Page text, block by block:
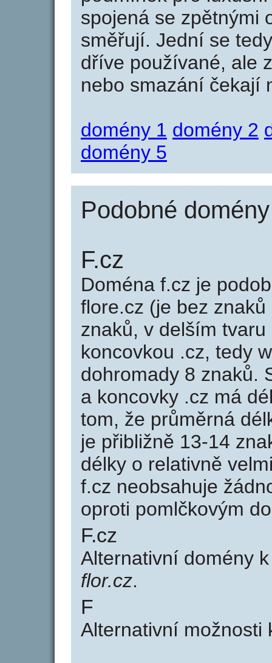
spojená se zpětnými
směřují. Jední se
dříve používané, ale
nebo smazání čekají
domény 1 domény 2
domény 5
Podobné
F.cz
Doména f.cz je
flore.cz (je bez
znaků, v delším
koncovkou .cz, tedy
dohromady 8 znaků.
a koncovky .cz má
tom, že průměrná
je přibližně 13-14
délky o relativně
f.cz neobsahuje
oproti pomlčkovým
F.cz
Alternativní domény
flor.cz.
F
Alternativní možnosti